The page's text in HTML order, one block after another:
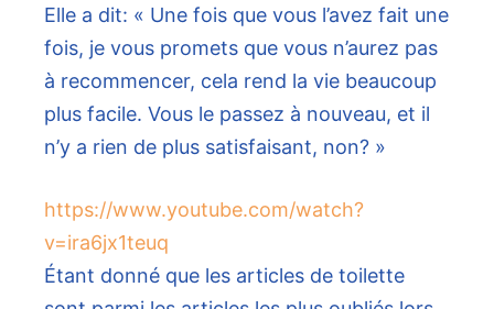
Elle a dit: « Une fois que vous l’avez fait une
fois, je vous promets que vous n’aurez pas
à recommencer, cela rend la vie beaucoup
plus facile. Vous le passez à nouveau, et il
n’y a rien de plus satisfaisant, non? »
https://www.youtube.com/watch?
v=ira6jx1teuq
Étant donné que les articles de toilette